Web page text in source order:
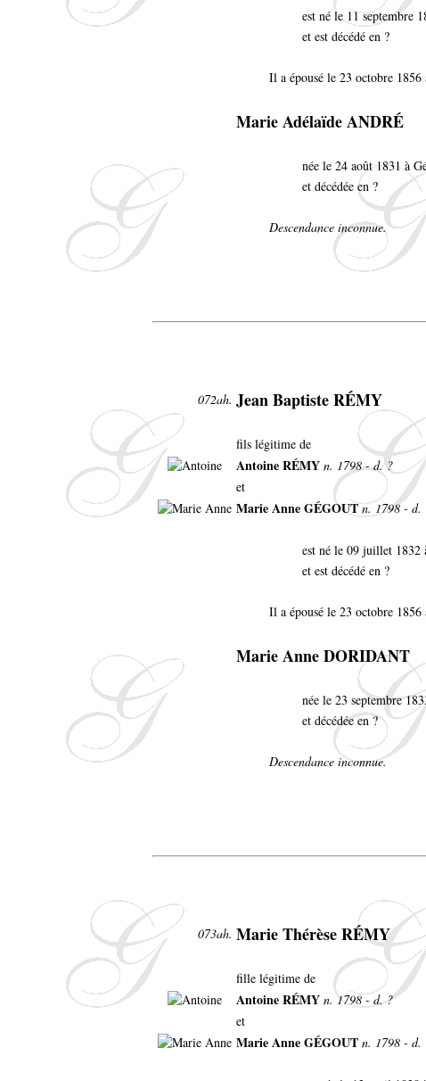
est né le 11 septembre
et est décédé en ?
Il a épousé le 23 octobre 1856
Marie Adélaïde ANDRÉ
née le 24 août 1831 à
et décédée en ?
Descendance inconnue.
072ah. Jean Baptiste RÉMY
fils légitime de
Antoine RÉMY n. 1798 - d. ?
et
Marie Anne GÉGOUTn. 1798 - d.
est né le 09 juillet 1832
et est décédé en ?
Il a épousé le 23 octobre 1856
Marie Anne DORIDANT
née le 23 septembre
et décédée en ?
Descendance inconnue.
073ah. Marie Thérèse RÉMY
fille légitime de
Antoine RÉMY n. 1798 - d. ?
et
Marie Anne GÉGOUT n. 1798 - d.